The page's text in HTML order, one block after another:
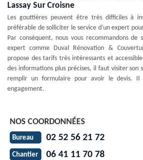
Lassay Sur Croisne
Les gouttières peuvent être très difficiles à
préférable de solliciter le service d'un expert
Par conséquent, nous vous recommandons de
expert comme Duval Rénovation &
propose des tarifs très intéressants et
des informations plus précises, il faut visiter son
remplir un formulaire pour avoir le devis.
engagement.
NOS COORDONNÉES
Bureau 02 52 56 21 72
Chantier 06 41 11 70 78